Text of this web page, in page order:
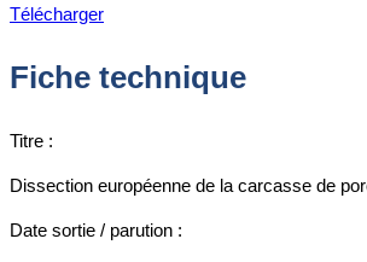
Télécharger
Fiche technique
Titre :
Dissection européenne de la carcasse de
Date sortie / parution :